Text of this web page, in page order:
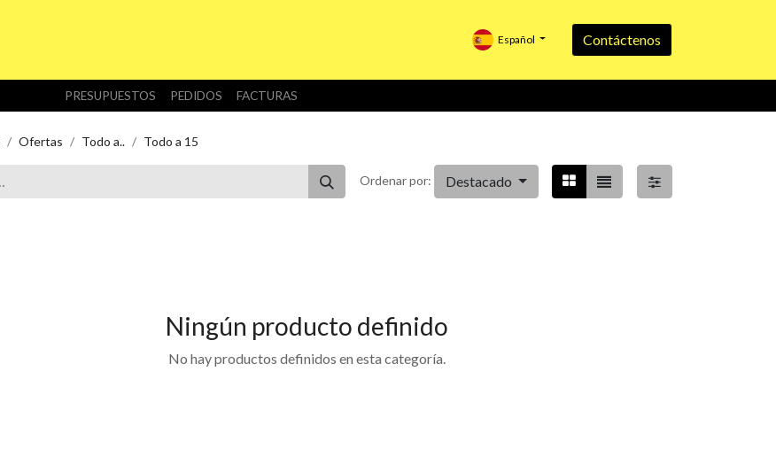
Español Contáctenos
PRESUPUESTOS PEDIDOS FACTURAS
Ofertas Todo a.. Todo a 15
Ordenar por: Destacado
Ningún producto definido
No hay productos definidos en esta categoría.